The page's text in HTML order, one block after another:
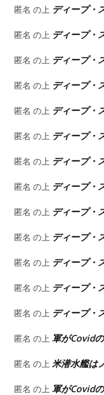
匿名 の上 ディープ・
匿名 の上 ディープ・
匿名 の上 ディープ・
匿名 の上 ディープ・
匿名 の上 ディープ・
匿名 の上 ディープ・
匿名 の上 ディープ・
匿名 の上 ディープ・
匿名 の上 ディープ・
匿名 の上 ディープ・
匿名 の上 ディープ・
匿名 の上 ディープ・
匿名 の上 ディープ・
匿名 の上 軍がCovid
匿名 の上 米潜水艦は
匿名 の上 軍がCovid